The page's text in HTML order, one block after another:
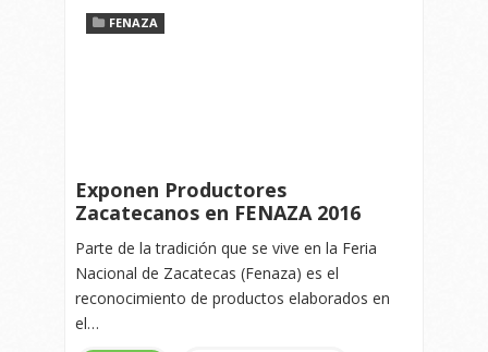
FENAZA
Exponen Productores
Zacatecanos en FENAZA 2016
Parte de la tradición que se vive en la Feria
Nacional de Zacatecas (Fenaza) es el
reconocimiento de productos elaborados en
el…